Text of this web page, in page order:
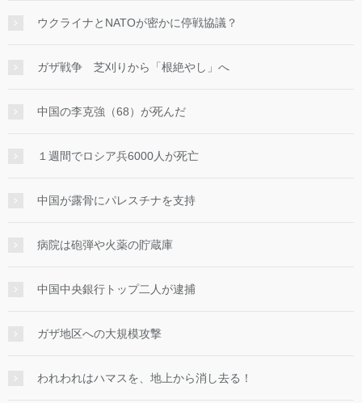
ウクライナとNATOが密かに停戦協議？
ガザ戦争 芝刈りから「根絶やし」へ
中国の李克強（68）が死んだ
１週間でロシア兵6000人が死亡
中国が露骨にパレスチナを支持
病院は砲弾や火薬の貯蔵庫
中国中央銀行トップ二人が逮捕
ガザ地区への大規模攻撃
われわれはハマスを、地上から消し去る！